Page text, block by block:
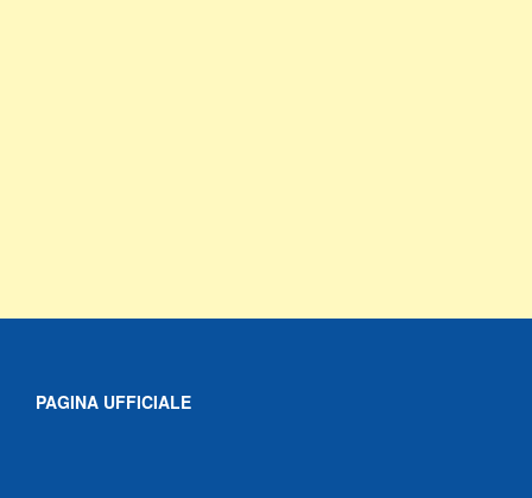
PAGINA UFFICIALE